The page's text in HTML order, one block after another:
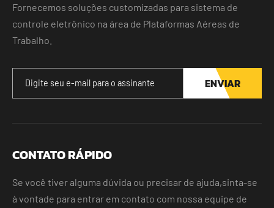
Fornecemos soluções customizadas para sistema de
controle eletrônico na área de Plataformas Aéreas de
Trabalho.
ENVIAR
CONTATO RÁPIDO
Se você tiver alguma dúvida ou precisar de ajuda,sinta-se
à vontade para entrar em contato com nossa equipe de